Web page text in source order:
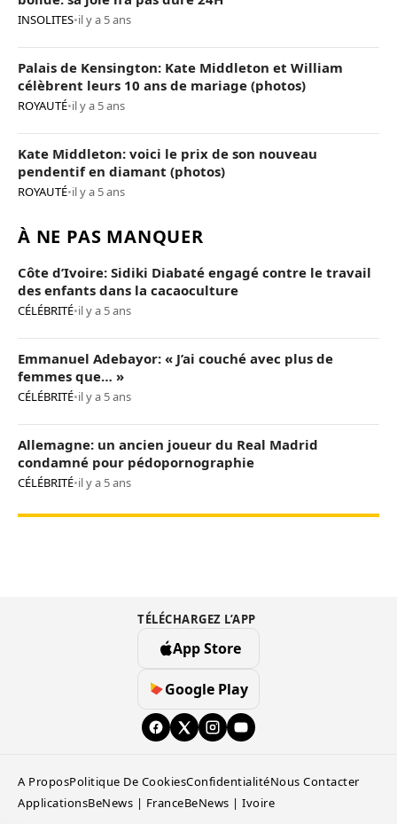
INSOLITES•il y a 5 ans
Palais de Kensington: Kate Middleton et William
célèbrent leurs 10 ans de mariage (photos)
ROYAUTÉ•il y a 5 ans
Kate Middleton: voici le prix de son nouveau
pendentif en diamant (photos)
ROYAUTÉ•il y a 5 ans
À NE PAS MANQUER
Côte d’Ivoire: Sidiki Diabaté engagé contre le travail
des enfants dans la cacaoculture
CÉLÉBRITÉ•il y a 5 ans
Emmanuel Adebayor: « J’ai couché avec plus de
femmes que… »
CÉLÉBRITÉ•il y a 5 ans
Allemagne: un ancien joueur du Real Madrid
condamné pour pédopornographie
CÉLÉBRITÉ•il y a 5 ans
TÉLÉCHARGEZ L’APP
App Store
Google Play
A ProposPolitique De CookiesConfidentialitéNous Contacter
ApplicationsBeNews | FranceBeNews | Ivoire